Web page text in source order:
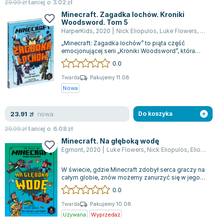
Książki o naukach politycznych dla studentów
Książki do nauk przyrodniczych dla studentów
Książki do nauk społecznych dla studentów
Książki do nauk ścisłych dla studentów
Prawo - książki dla studentów
Technologia żywności - książki
Zarządzanie i marketing - książki
Podręczniki dla nauczycieli - metodyka
Repetytoria, testy i materiały pomocnicze
Bolesław Prus
Clive Cussler
Wanda Chotomska
Józef Ignacy Kraszewski
Clive Staples Lewis
Martyna Wojciechowska
Melissa De la Cruz
Jaś Kapela
Agatha Christie
Witold Gadowski
Jan Pietrzak
Marcin Kowalczyk
Piotr Zychowicz
Joanna Jabłczyńska
Piotr Kościelny
Jan Piński
29.99złtaniej o 3.02 zł
Minecraft. Zagadka lochów. Kroniki
Woodsword. Tom 5
HarperKids, 2020 Nick Eliopulos, Luke Flowers, Chris
„Minecraft: Zagadka lochów” to piąta część
emocjonującej serii „Kroniki Woodsword”, która
przenosi czytelników do fascynującego św...
0.0
Twarda
Pakujemy 11.08
Nowa
23.91 zł nowa
29.99złtaniej o 6.08zł
Do koszyka
Minecraft. Na głęboką wodę
Egmont, 2020 Luke Flowers, Nick Eliopulos, Elioplaos Nick
W świecie, gdzie Minecraft zdobył serca graczy na
całym globie, znów możemy zanurzyć się w jego
magię dzięki oficjalnej książce fa...
0.0
Twarda
Pakujemy 10.08
Używana
Wyprzedaż